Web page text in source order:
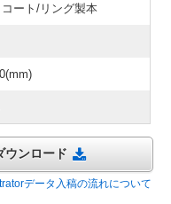
ート/リング製本
ンロード
データ入稿の流れについて